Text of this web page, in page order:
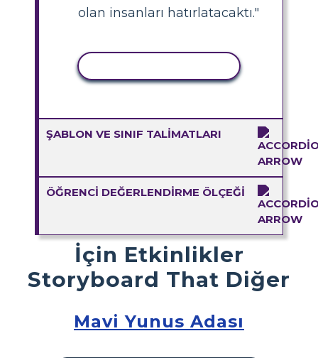
olan insanları hatırlatacaktı."
ŞABLON VE SINIF TALIMATLARI
ÖĞRENCI DEĞERLENDIRME ÖLÇEĞI
İçin Etkinlikler
Storyboard That Diğer
Mavi Yunus Adası